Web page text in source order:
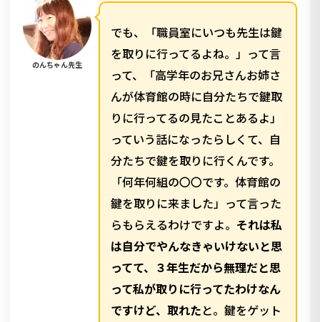
のんちゃん先生
でも、「職員室にいつも先生は鍵
を取りに行ってるよね。」って言
って、「高学年のお兄さんお姉さ
んが体育館の時に自分たちで鍵取
りに行ってるの見たことあるよ」
っていう話になったらしくて、自
分たちで鍵を取りに行くんです。
「何年何組の〇〇です。体育館の
鍵を取りに来ました」って言った
らもらえるわけですよ。 それは私
は自分でやんなきゃいけないと思
ってて、３年生だから無理だと思
って私が取りに行ってたわけなん
ですけど、取れたと。鍵をゲット